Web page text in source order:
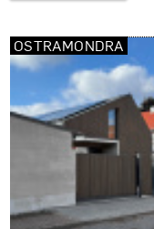
OSTRAMONDRA